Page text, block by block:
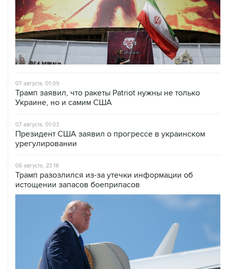
07 августа, 01:09
Трамп заявил, что ракеты Patriot нужны не только
Украине, но и самим США
07 августа, 01:03
Президент США заявил о прогрессе в украинском
урегулировании
06 августа, 23:18
Трамп разозлился из-за утечки информации об
истощении запасов боеприпасов